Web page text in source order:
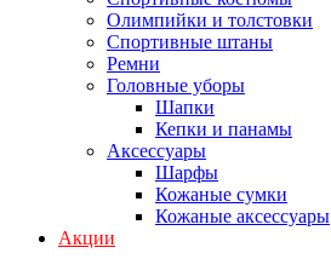
Олимпийки и толстовки
Спортивные штаны
Ремни
Головные уборы
Шапки
Кепки и панамы
Аксессуары
Шарфы
Кожаные сумки
Кожаные аксессуары
Акции